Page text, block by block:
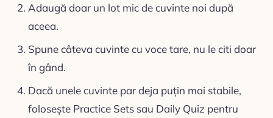
Adaugă doar un lot mic de cuvinte noi după
aceea.
Spune câteva cuvinte cu voce tare, nu le citi doar
în gând.
Dacă unele cuvinte par deja puțin mai stabile,
folosește Practice Sets sau Daily Quiz pentru